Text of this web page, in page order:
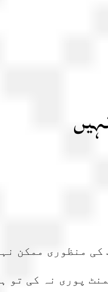
کی منظوری ممکن
پوری نہ کی تو